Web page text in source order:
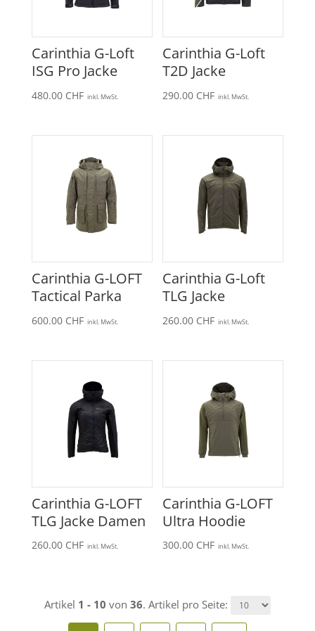
Carinthia G-Loft
ISG Pro Jacke
480.00 CHF inkl. MwSt.
Carinthia G-Loft
T2D Jacke
290.00 CHF inkl. MwSt.
Carinthia G-LOFT
Tactical Parka
600.00 CHF inkl. MwSt.
Carinthia G-Loft
TLG Jacke
260.00 CHF inkl. MwSt.
Carinthia G-LOFT
TLG Jacke Damen
260.00 CHF inkl. MwSt.
Carinthia G-LOFT
Ultra Hoodie
300.00 CHF inkl. MwSt.
Artikel 1 - 10 von 36. Artikel pro Seite: